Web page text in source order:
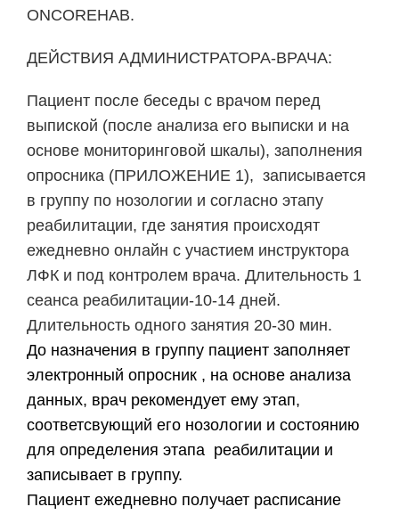
ONCOREHAB.
ДЕЙСТВИЯ АДМИНИСТРАТОРА-ВРАЧА:
Пациент после беседы с врачом перед
выпиской (после анализа его выписки и на
основе мониторинговой шкалы), заполнения
опросника (ПРИЛОЖЕНИЕ 1), записывается
в группу по нозологии и согласно этапу
реабилитации, где занятия происходят
ежедневно онлайн с участием инструктора
ЛФК и под контролем врача. Длительность 1
сеанса реабилитации-10-14 дней.
Длительность одного занятия 20-30 мин.
​До назначения в группу пациент заполняет
электронный опросник , на основе анализа
данных, врач рекомендует ему этап,
соответсвующий его нозологии и состоянию
для определения этапа реабилитации и
записывает в группу.
​Пациент ежедневно получает расписание